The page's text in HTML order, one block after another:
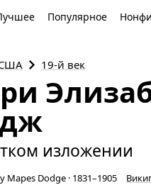
Популярное
19-й век
изложении
Mapes Dodge · 1831–1905